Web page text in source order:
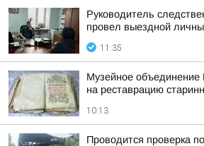
Руководитель
провел выездной
11:35
Музейное
на реставрацию
10:13
Проводится проверка